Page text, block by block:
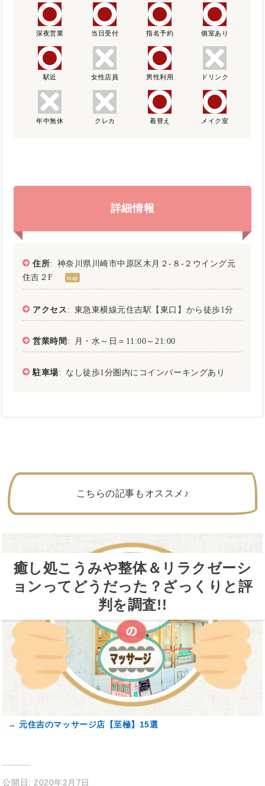
癒し処こうみや整体＆リラクゼーシ
ョンってどうだった？ざっくりと評
判を調査!!
深夜営業 当日受付 指名予約 個室あり
駅近 女性店員 男性利用 ドリンク
年中無休 クレカ 着替え メイク室
詳細情報
住所: 神奈川県川崎市中原区木月２-８-２ウイング元
住吉２F
map
アクセス : 東急東横線元住吉駅【東口】から徒歩1分
営業時間 : 月・水～日＝11:00～21:00
駐車場: なし徒歩1分圏内にコインパーキングあり
こちらの記事もオススメ♪
→ 元住吉のマッサージ店【至極】15選
公開日: 2020年2月7日